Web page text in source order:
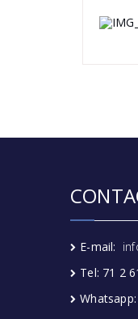
E-mail:
Tel: 71 2
Whatsapp: